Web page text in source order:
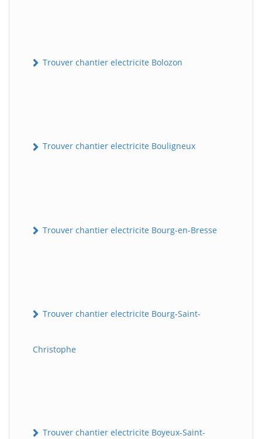
Trouver chantier electricite Bolozon
Trouver chantier electricite Bouligneux
Trouver chantier electricite Bourg-en-Bresse
Trouver chantier electricite Bourg-Saint-
Christophe
Trouver chantier electricite Boyeux-Saint-